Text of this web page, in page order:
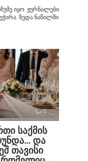
იყო. ჟურნალები
ზედა ნაწილში
0
საქმის
და
თავისი